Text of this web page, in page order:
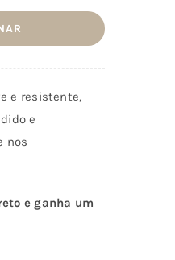
e resistente,
e
nos
e ganha um